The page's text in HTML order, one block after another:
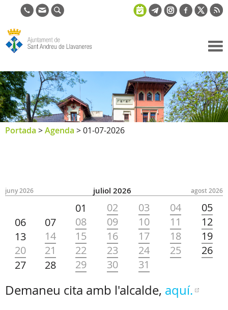
de Sant
Andreu de
Llavaneres
Portada >Agenda >01-07-2026
juny 2026 agost 2026
juliol 2026
01 02 03 04
05
06
07 08 09 10 11
12
13
14 15 16 17 18
19
20
21 22 23 24 25
26
27
28 29 30 31
Demaneu cita amb l'alcalde, aquí.